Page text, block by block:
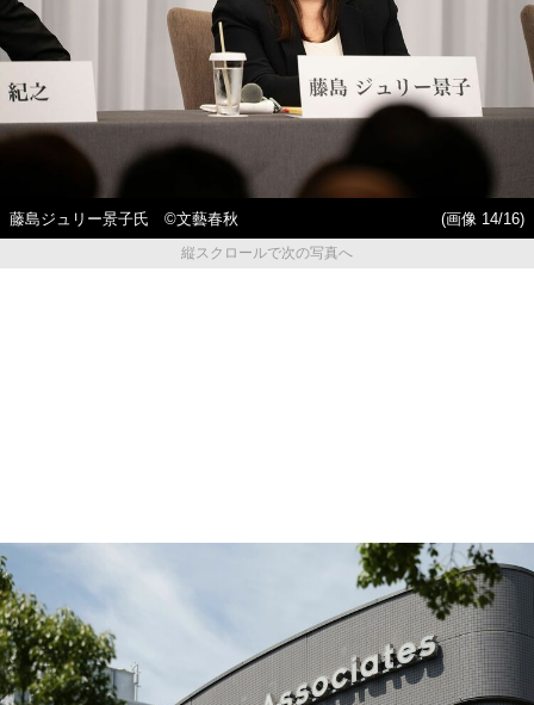
藤島ジュリー景子氏 ©文藝春秋
(画像 14/16)
縦スクロールで次の写真へ